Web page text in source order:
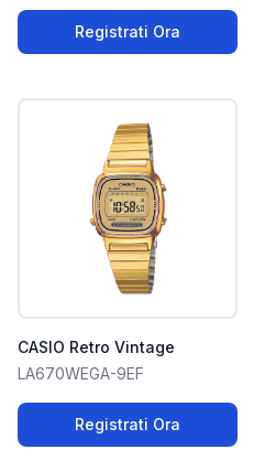
Registrati Ora
CASIO Retro Vintage
LA670WEGA-9EF
Registrati Ora